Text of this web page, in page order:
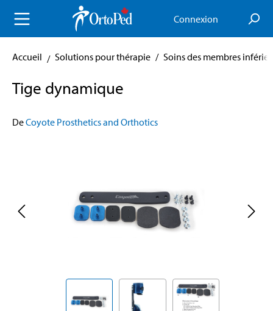
principal Connexion
Accueil Solutions pour thérapie / Soins des membres
Tige dynamique
DeCoyote Prosthetics and Orthotics